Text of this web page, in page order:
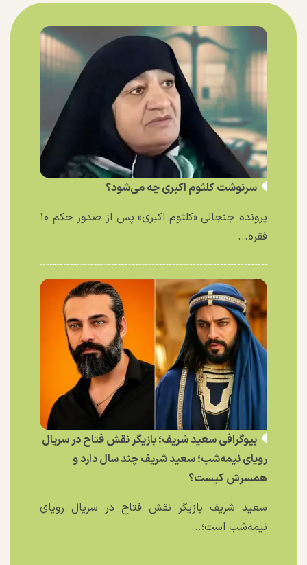
سرنوشت کلثوم اکبری چه می‌شود؟
پرونده جنجالی «کلثوم اکبری» پس از صدور حکم ۱۰
فقره...
بیوگرافی سعید شریف؛ بازیگر نقش فتاح در سریال
رویای نیمه‌شب؛ سعید شریف چند سال دارد و
همسرش کیست؟
سعید شریف بازیگر نقش فتاح در سریال رویای
نیمه‌شب است؛...